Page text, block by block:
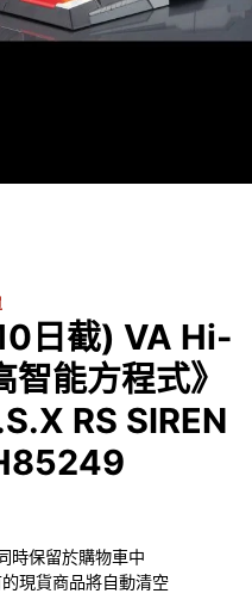
日截) VA Hi-
能方程式》
RS SIREN
時保留於購物車中
現貨商品將自動清空